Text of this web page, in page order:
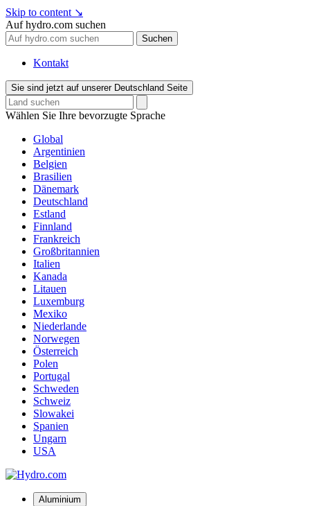
Skip to content ↘
Auf hydro.com suchen
Suchen
Kontakt
Sie sind jetzt auf unserer Deutschland Seite
Wählen Sie Ihre bevorzugte Sprache
Global
Argentinien
Belgien
Brasilien
Dänemark
Deutschland
Estland
Finnland
Frankreich
Großbritannien
Italien
Kanada
Litauen
Luxemburg
Mexiko
Niederlande
Norwegen
Österreich
Polen
Portugal
Schweden
Schweiz
Slowakei
Spanien
Ungarn
USA
Aluminium